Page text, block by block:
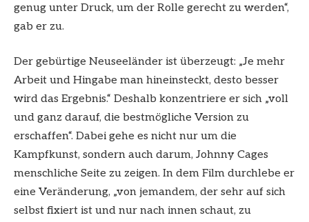
genug unter Druck, um der Rolle gerecht zu werden“,
gab er zu.
Der gebürtige Neuseeländer ist überzeugt: „Je mehr
Arbeit und Hingabe man hineinsteckt, desto besser
wird das Ergebnis.“ Deshalb konzentriere er sich „voll
und ganz darauf, die bestmögliche Version zu
erschaffen“. Dabei gehe es nicht nur um die
Kampfkunst, sondern auch darum, Johnny Cages
menschliche Seite zu zeigen. In dem Film durchlebe er
eine Veränderung, „von jemandem, der sehr auf sich
selbst fixiert ist und nur nach innen schaut, zu